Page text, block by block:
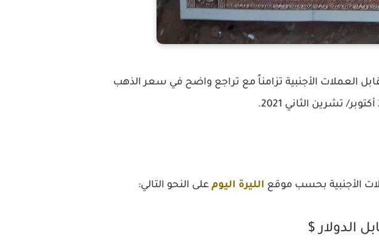
العملات الأجنبية تزامناً مع تراجع واضح في سعر الذهب
الأجنبية بحسب موقع الليرة اليوم على النحو التالي:
الدولار $